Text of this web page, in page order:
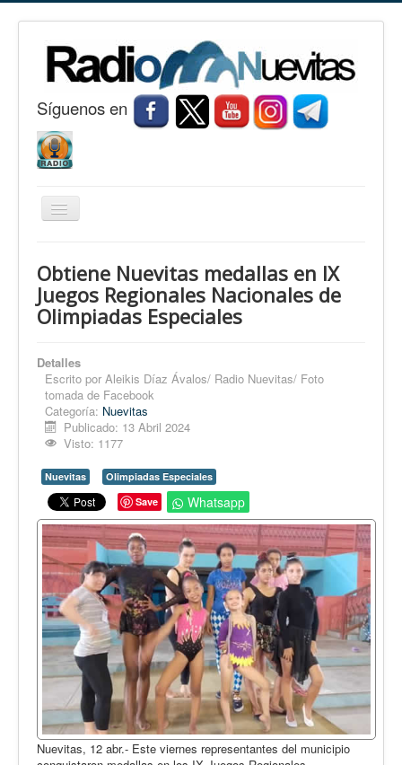
Síguenos en
Cambiar
Nuevitas
Noticias
Fotorreportaje
Opinión
En audio
Medio Ambiente
Ciencia, tecnología y curiosidades
Francés
Inglés
Desempolvando la historia
Obtiene Nuevitas medallas en IX
Juegos Regionales Nacionales de
Olimpiadas Especiales
Detalles
Escrito por Aleikis Díaz Ávalos/ Radio Nuevitas/ Foto
tomada de Facebook
Categoría: Nuevitas
Publicado: 13 Abril 2024
Visto: 1177
Nuevitas
Olimpiadas Especiales
Save
Whatsapp
Nuevitas, 12 abr.- Este viernes representantes del municipio